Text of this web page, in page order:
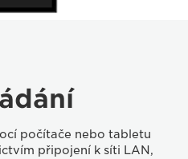
počítače nebo tabletu
připojení k síti LAN,